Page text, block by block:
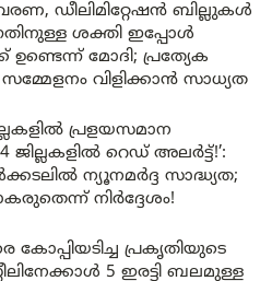
ഡീലിമിറ്റേഷൻ ബില്ലുകൾ
ശക്തി ഇപ്പോൾ
മോദി; പ്രത്യേക
വിളിക്കാൻ സാധ്യത
പ്രളയസമാന
ജില്ലകളിൽ റെഡ് അലർട്ട്!’:
ന്യൂനമർദ്ദ സാദ്ധ്യത;
നിർദ്ദേശം!
കോപ്പിയടിച്ച പ്രകൃതിയുടെ
5 ഇരട്ടി ബലമുള്ള